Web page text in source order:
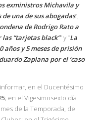
exministros Michavila y
una de sus abogadas”,
de Rodrigo Rato a
“tarjetas black”” y “La
años y 5 meses de prisión
Zaplana por el ‘caso
en el Ducentésimo
; en el Vigesimosexto día
de la Temporada, del